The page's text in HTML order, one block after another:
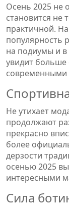
Осень 2025 не
становится не
практичной.
популярность
на подиумы и
увидит больше
современными
Не утихает
продолжают
прекрасно
более
дерзости
осенью 2025
интересными
Сила